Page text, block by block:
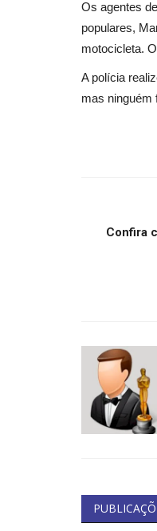
Os agentes
populares,
motocicleta.
A polícia
mas ninguém
Confira